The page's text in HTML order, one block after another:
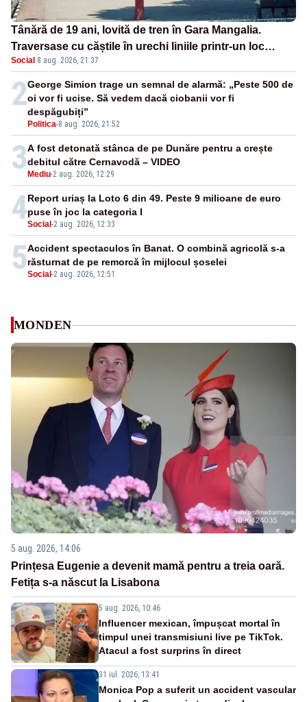
Tânără de 19 ani, lovită de tren în Gara Mangalia.
Traversase cu căștile în urechi liniile printr-un loc
nepermis
Social ·8 aug. 2026, 21:37
2
Politica-8 aug. 2026, 21:52
George Simion trage un semnal de alarmă: „Peste 500 de
oi vor fi ucise. Să vedem dacă ciobanii vor fi
despăgubiți”
3 Mediu-2 aug. 2026, 12:29
A fost detonată stânca de pe Dunăre pentru a crește
debitul către Cernavodă – VIDEO
4Social -2 aug. 2026, 12:33
Report uriaș la Loto 6 din 49. Peste 9 milioane de euro
puse în joc la categoria I
5Social -2 aug. 2026, 12:51
Accident spectaculos în Banat. O combină agricolă s-a
răsturnat de pe remorcă în mijlocul șoselei
MONDEN
5 aug. 2026, 14:06
Prințesa Eugenie a devenit mamă pentru a treia oară.
Fetița s-a născut la Lisabona
5 aug. 2026, 10:46
Influencer mexican, împușcat mortal în
timpul unei transmisiuni live pe TikTok.
Atacul a fost surprins în direct
31 iul. 2026, 13:41
Monica Pop a suferit un accident vascular